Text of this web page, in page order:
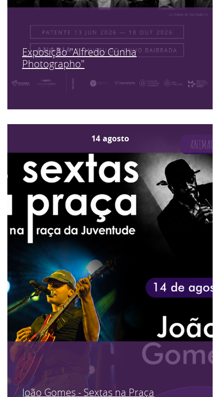
Exposição "Alfredo Cunha
Photographo"
14 agosto
João Gomes - Sextas na Praça